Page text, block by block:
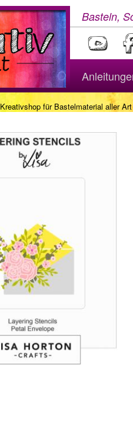
Basteln,
Kreativshop für Bastelmaterial aller Art